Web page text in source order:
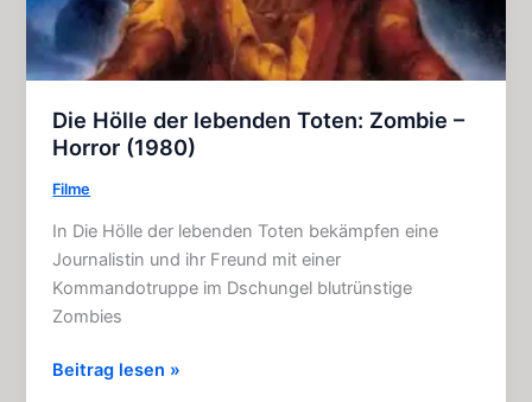
Die Hölle der lebenden Toten: Zombie –
Horror (1980)
Filme
In Die Hölle der lebenden Toten bekämpfen eine
Journalistin und ihr Freund mit einer
Kommandotruppe im Dschungel blutrünstige
Zombies
Die
Beitrag lesen »